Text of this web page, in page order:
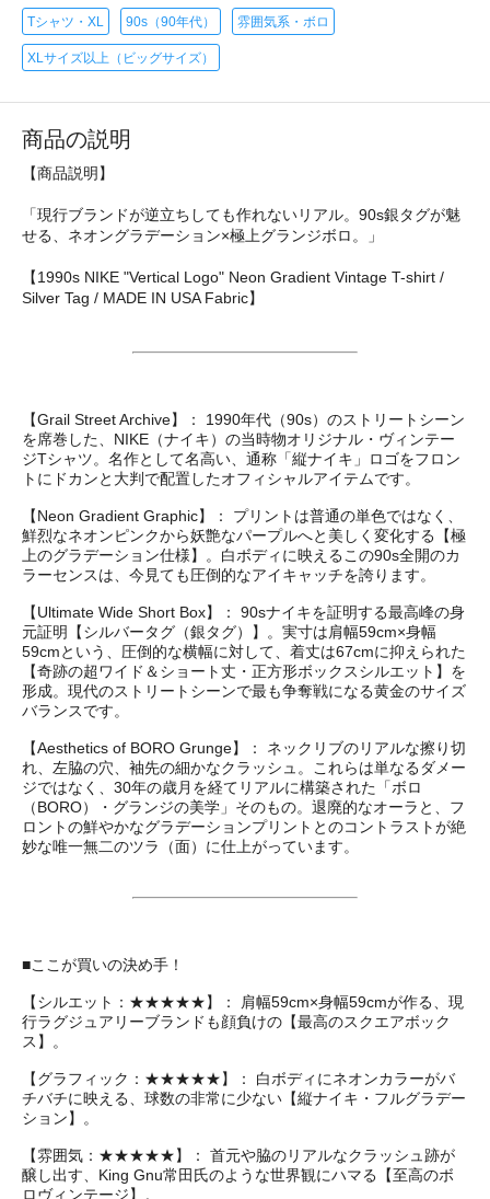
Tシャツ・XL 90s（90年代） 雰囲気系・ボロ
XLサイズ以上（ビッグサイズ）
商品の説明
【商品説明】
「現行ブランドが逆立ちしても作れないリアル。90s銀タグが魅
せる、ネオングラデーション×極上グランジボロ。」
【1990s NIKE "Vertical Logo" Neon Gradient Vintage T-shirt /
Silver Tag / MADE IN USA Fabric】
【Grail Street Archive】： 1990年代（90s）のストリートシーン
を席巻した、NIKE（ナイキ）の当時物オリジナル・ヴィンテー
ジTシャツ。名作として名高い、通称「縦ナイキ」ロゴをフロン
トにドカンと大判で配置したオフィシャルアイテムです。
【Neon Gradient Graphic】： プリントは普通の単色ではなく、
鮮烈なネオンピンクから妖艶なパープルへと美しく変化する【極
上のグラデーション仕様】。白ボディに映えるこの90s全開のカ
ラーセンスは、今見ても圧倒的なアイキャッチを誇ります。
【Ultimate Wide Short Box】： 90sナイキを証明する最高峰の身
元証明【シルバータグ（銀タグ）】。実寸は肩幅59cm×身幅
59cmという、圧倒的な横幅に対して、着丈は67cmに抑えられた
【奇跡の超ワイド＆ショート丈・正方形ボックスシルエット】を
形成。現代のストリートシーンで最も争奪戦になる黄金のサイズ
バランスです。
【Aesthetics of BORO Grunge】： ネックリブのリアルな擦り切
れ、左脇の穴、袖先の細かなクラッシュ。これらは単なるダメー
ジではなく、30年の歳月を経てリアルに構築された「ボロ
（BORO）・グランジの美学」そのもの。退廃的なオーラと、フ
ロントの鮮やかなグラデーションプリントとのコントラストが絶
妙な唯一無二のツラ（面）に仕上がっています。
■ここが買いの決め手！
【シルエット：★★★★★】： 肩幅59cm×身幅59cmが作る、現
行ラグジュアリーブランドも顔負けの【最高のスクエアボック
ス】。
【グラフィック：★★★★★】： 白ボディにネオンカラーがバ
チバチに映える、球数の非常に少ない【縦ナイキ・フルグラデー
ション】。
【雰囲気：★★★★★】： 首元や脇のリアルなクラッシュ跡が
醸し出す、King Gnu常田氏のような世界観にハマる【至高のボ
ロヴィンテージ】。